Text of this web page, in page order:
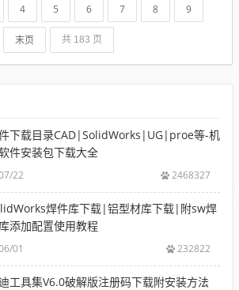
以SolidWorks练习一定要坚持做，熟能生巧，熟能生
出更多...
4 5 6 7 8 9
末页 共 183 页
下载目录CAD|SolidWorks|UG|proe等-机
件安装包下载大全
22 2468327
焊件库下载|铝型材库下载|附sw焊
添加配置使用教程
01 232822
工具集V6.0破解版注册码下载附安装方法